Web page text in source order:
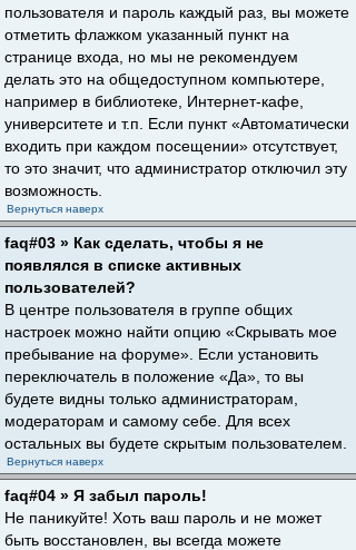
пользователя и пароль каждый раз, вы можете
отметить флажком указанный пункт на
странице входа, но мы не рекомендуем
делать это на общедоступном компьютере,
например в библиотеке, Интернет-кафе,
университете и т.п. Если пункт «Автоматически
входить при каждом посещении» отсутствует,
то это значит, что администратор отключил эту
возможность.
Вернуться наверх
faq#03 » Как сделать, чтобы я не
появлялся в списке активных
пользователей?
В центре пользователя в группе общих
настроек можно найти опцию «Скрывать мое
пребывание на форуме». Если установить
переключатель в положение «Да», то вы
будете видны только администраторам,
модераторам и самому себе. Для всех
остальных вы будете скрытым пользователем.
Вернуться наверх
faq#04 » Я забыл пароль!
Не паникуйте! Хоть ваш пароль и не может
быть восстановлен, вы всегда можете